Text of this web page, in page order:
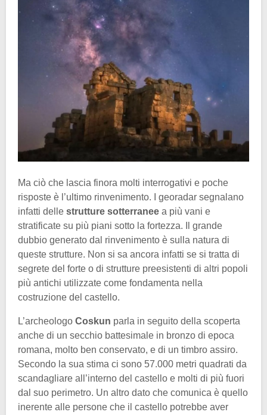
Ma ciò che lascia finora molti interrogativi e poche
risposte è l’ultimo rinvenimento. I georadar segnalano
infatti delle strutture sotterranee a più vani e
stratificate su più piani sotto la fortezza. Il grande
dubbio generato dal rinvenimento è sulla natura di
queste strutture. Non si sa ancora infatti se si tratta di
segrete del forte o di strutture preesistenti di altri popoli
più antichi utilizzate come fondamenta nella
costruzione del castello.
L’archeologo Coskun parla in seguito della scoperta
anche di un secchio battesimale in bronzo di epoca
romana, molto ben conservato, e di un timbro assiro.
Secondo la sua stima ci sono 57.000 metri quadrati da
scandagliare all’interno del castello e molti di più fuori
dal suo perimetro. Un altro dato che comunica è quello
inerente alle persone che il castello potrebbe aver